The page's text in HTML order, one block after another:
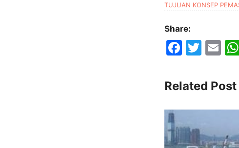
TUJUAN KONSEP
Share:
F
c
e
b
o
o
T
itt
er
E
ai
l
Related Post